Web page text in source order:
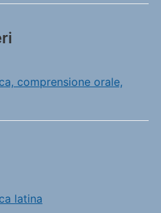
comprensione orale,
latina